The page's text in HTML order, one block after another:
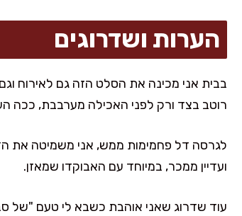
הערות ושדרוגים
בבית אני מכינה את הסלט הזה גם לאירוח
רוטב בצד ורק לפני האכילה מערבבת, ככה
לגרסה דל פחמימות ממש, אני משמיטה את
ועדיין ממכר, במיוחד עם האבוקדו שמאזן.
עוד שדרוג שאני אוהבת כשבא לי טעם "של